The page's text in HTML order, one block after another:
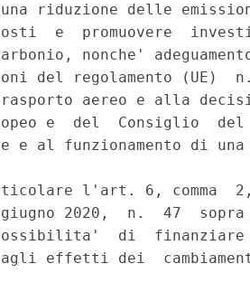
una riduzione delle
e  promuovere
nonche'
del regolamento (UE)
aereo e alla
e  del  Consiglio
al funzionamento di
l'art. 6, comma
2020,  n.  47
di  finanziare
agli effetti dei